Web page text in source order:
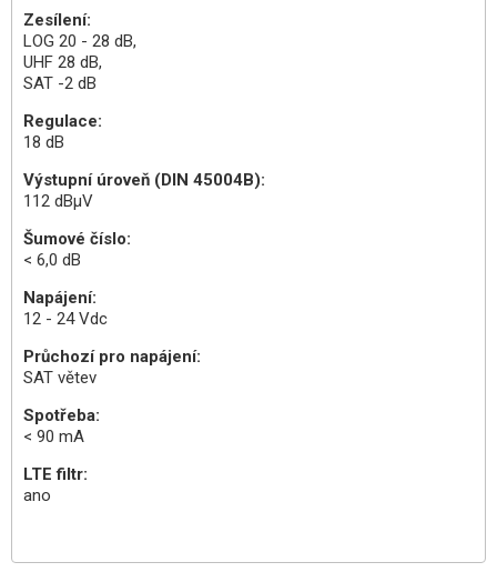
Zesílení:
LOG 20 - 28 dB,
UHF 28 dB,
SAT -2 dB
Regulace:
18 dB
Výstupní úroveň (DIN 45004B):
112 dBµV
Šumové číslo:
< 6,0 dB
Napájení:
12 - 24 Vdc
Průchozí pro napájení:
SAT větev
Spotřeba:
< 90 mA
LTE filtr:
ano